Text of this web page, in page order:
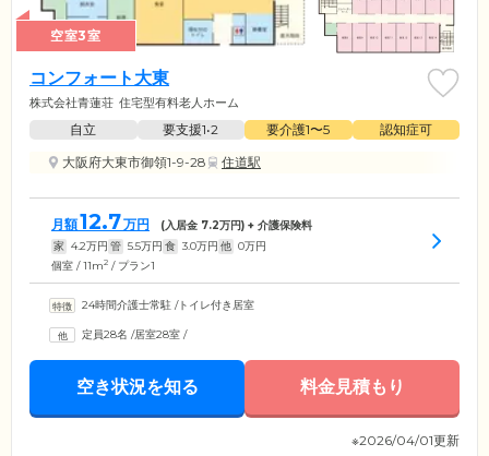
空室3室
コンフォート大東
株式会社青蓮荘 住宅型有料老人ホーム
自立 要支援1•2 要介護1〜5
認知症可
大阪府大東市御領1-9-28
住道駅
月額12.7万円 (入居金 7.2万円) + 介護保険料
家 4.2万円 管 5.5万円 食 3.0万円 他 0万円
個室 / 11m2 / プラン1
24時間介護士常駐 /トイレ付き居室
定員28名 /居室28室 /
空き状況を知る 料金見積もり
※2026/04/01更新